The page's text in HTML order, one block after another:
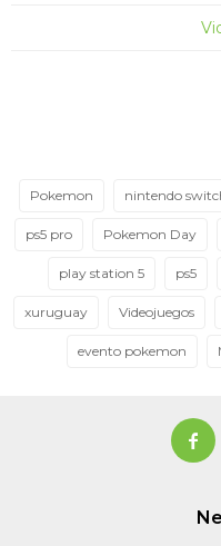
Pokemon nintendo
ps5 pro Pokemon Day
play station 5 ps5
xuruguay Videojuegos
evento pokemon
